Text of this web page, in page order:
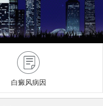
白癜风病因